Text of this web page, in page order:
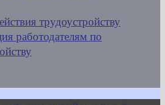
трудоустройству
работодателям по